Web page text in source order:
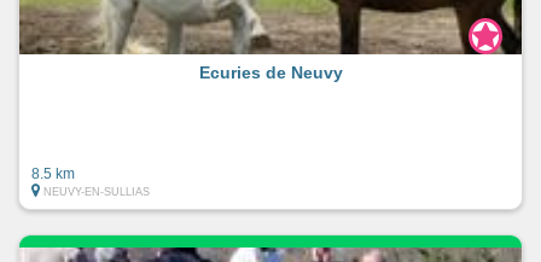
Ecuries de Neuvy
8.5 km
NEUVY-EN-SULLIAS